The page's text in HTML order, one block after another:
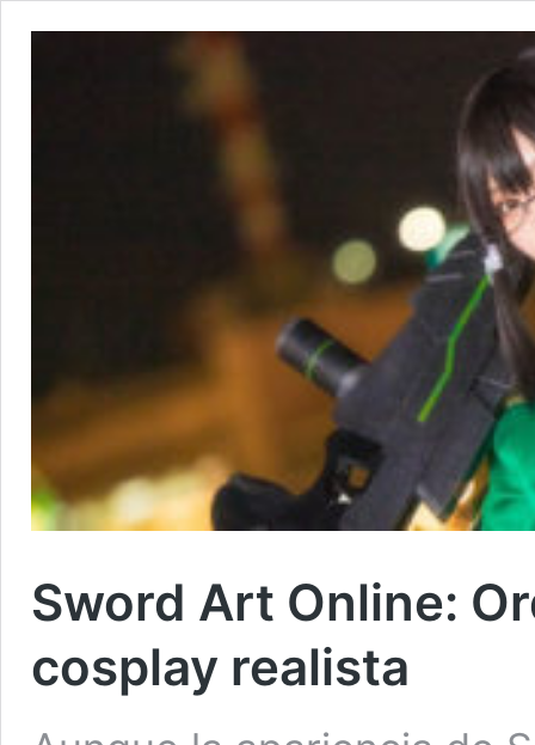
Sword Art Online:
cosplay realista